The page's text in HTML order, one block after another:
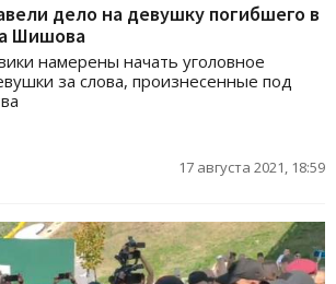
дело на девушку погибшего в
Шишова
намерены начать уголовное
за слова, произнесенные под
17 августа 2021, 18:59